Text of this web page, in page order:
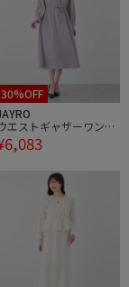
30%OFF
エストギャザーワンピ
ス